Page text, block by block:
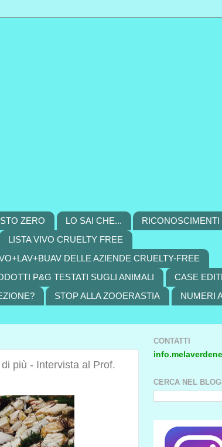
ZERO LO SAI CHE...
RICONOSCIMENTI
LISTA VIVO CRUELTY FREE
DELLE AZIENDE CRUELTY-FREE
P&G TESTATI SUGLI ANIMALI
CASE
STOP ALLA ZOOERASTIA
NUMERI
più - Intervista al Prof.
CONTATTI
CERCA NEL BLOG